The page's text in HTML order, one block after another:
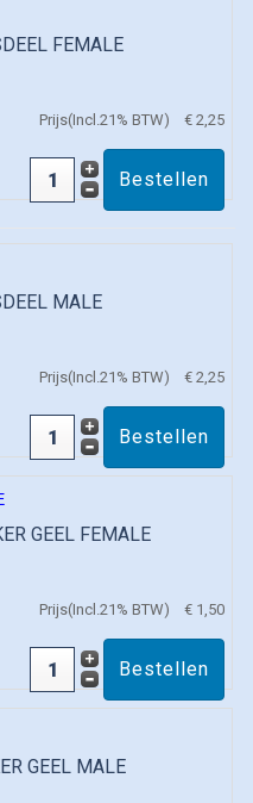
FEMALE
Prijs(Incl.21% BTW) € 2,25
MALE
Prijs(Incl.21% BTW) € 2,25
GEEL FEMALE
Prijs(Incl.21% BTW) € 1,50
GEEL MALE